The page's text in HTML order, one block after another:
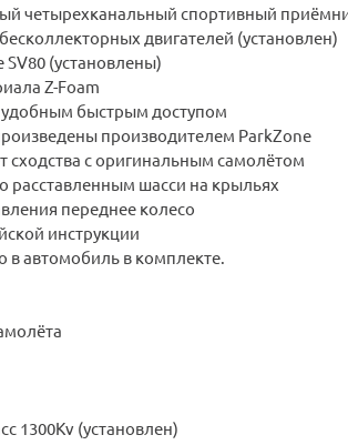
четырехканальный спортивный
двигателей (установлен)
(установлены)
Z-Foam
удобным быстрым доступом
производителем ParkZone
сходства с оригинальным самолётом
расставленным шасси на крыльях
переднее колесо
инструкции
в автомобиль в комплекте.
1300Kv (установлен)